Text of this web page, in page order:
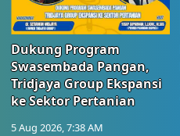
Dukung Program
Swasembada Pangan,
Tridjaya Group Ekspansi
ke Sektor Pertanian
5 Aug 2026, 7:38 AM